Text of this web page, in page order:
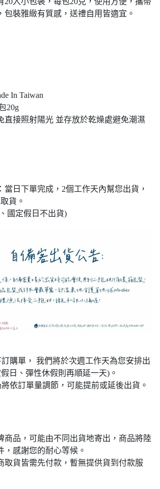
包裝雅緻有質感，送禮自用皆適宜。
In Taiwan
20g
接照射陽光 並存放於乾燥處避免潮濕
當日下單完成，2個工作天內幫您出貨，
貨。
國定假日不出貨)
購單， 我們將於次週工作天為您安排出
日、彈性休假則再順延一天)。
依訂單量調節，可能提前或延後出貨。
商品，可能由不同出貨地寄出，商品將陸
，感謝您的耐心等候。
取貨皆需先付款，暫無提供貨到付款服